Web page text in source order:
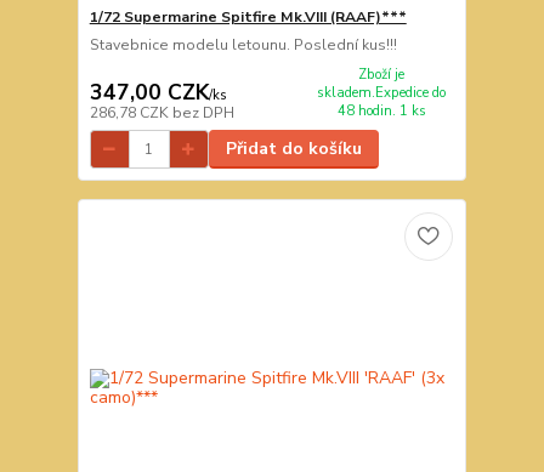
1/72 Supermarine Spitfire Mk.VIII (RAAF)***
Stavebnice modelu letounu. Poslední kus!!!
347,00 CZK/ks
286,78 CZK bez DPH
Zboží je
skladem.Expedice do
48 hodin. 1 ks
Přidat do košíku